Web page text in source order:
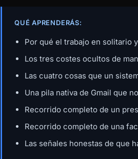
QUÉ APRENDERÁS:
Por qué el trabajo en solitario
Los tres costes ocultos de
Las cuatro cosas que un
Una pila nativa de Gmail que
Recorrido completo de un
Recorrido completo de una
Las señales honestas de que